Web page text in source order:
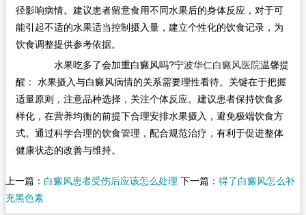
径影响病情。建议患者留意食用不同水果后的身体反应，对于可
能引起不适的水果适当控制摄入量，建立个性化的饮食记录，为
饮食调整提供参考依据。
水果吃多了会加重白癜风吗?宁波华仁白癜风医院温馨提
醒： 水果摄入与白癜风病情的关系需要理性看待。关键在于把握
适量原则，注意品种选择，关注个体反应。建议患者保持饮食多
样化，在营养均衡的前提下合理安排水果摄入，避免极端饮食方
式。通过科学合理的饮食管理，配合规范治疗，有利于促进整体
健康状态的改善与维持。
上一篇： 白癜风患者受伤后应该怎么处理 下一篇： 得了白癜风怎么补
充黑色素